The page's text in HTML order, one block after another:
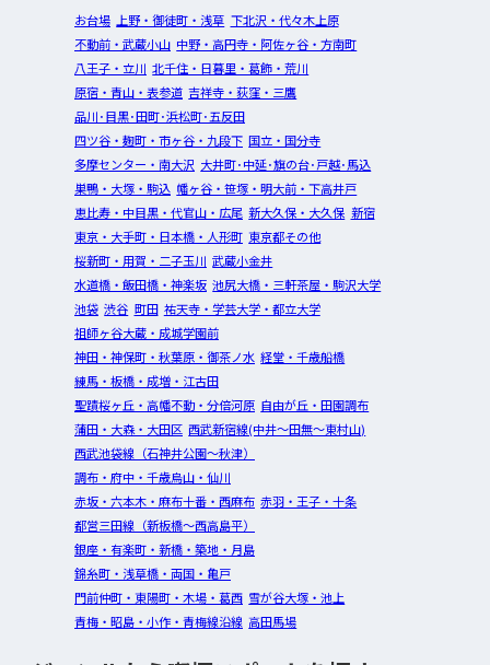
お台場 上野・御徒町・浅草 下北沢・代々木上原
不動前・武蔵小山 中野・高円寺・阿佐ヶ谷・方南町
八王子・立川 北千住・日暮里・葛飾・荒川
原宿・青山・表参道 吉祥寺・荻窪・三鷹
品川･目黒･田町･浜松町･五反田
四ツ谷・麹町・市ヶ谷・九段下 国立・国分寺
多摩センター・南大沢 大井町･中延･旗の台･戸越･馬込
巣鴨・大塚・駒込 幡ヶ谷・笹塚・明大前・下高井戸
恵比寿・中目黒・代官山・広尾 新大久保・大久保 新宿
東京・大手町・日本橋・人形町 東京都その他
桜新町・用賀・二子玉川 武蔵小金井
水道橋・飯田橋・神楽坂 池尻大橋・三軒茶屋・駒沢大学
池袋 渋谷 町田 祐天寺・学芸大学・都立大学
祖師ヶ谷大蔵・成城学園前
神田・神保町・秋葉原・御茶ノ水 経堂・千歳船橋
練馬・板橋・成増・江古田
聖蹟桜ヶ丘・高幡不動・分倍河原 自由が丘・田園調布
蒲田・大森・大田区 西武新宿線(中井～田無～東村山)
西武池袋線（石神井公園～秋津）
調布・府中・千歳烏山・仙川
赤坂・六本木・麻布十番・西麻布 赤羽・王子・十条
都営三田線（新板橋～西高島平）
銀座・有楽町・新橋・築地・月島
錦糸町・浅草橋・両国・亀戸
門前仲町・東陽町・木場・葛西 雪が谷大塚・池上
青梅・昭島・小作・青梅線沿線 高田馬場